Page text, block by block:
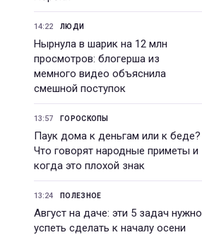
14:22 ЛЮДИ
Нырнула в шарик на 12 млн
просмотров: блогерша из
мемного видео объяснила
смешной поступок
13:57 ГОРОСКОПЫ
Паук дома к деньгам или к беде?
Что говорят народные приметы и
когда это плохой знак
13:24 ПОЛЕЗНОЕ
Август на даче: эти 5 задач нужно
успеть сделать к началу осени